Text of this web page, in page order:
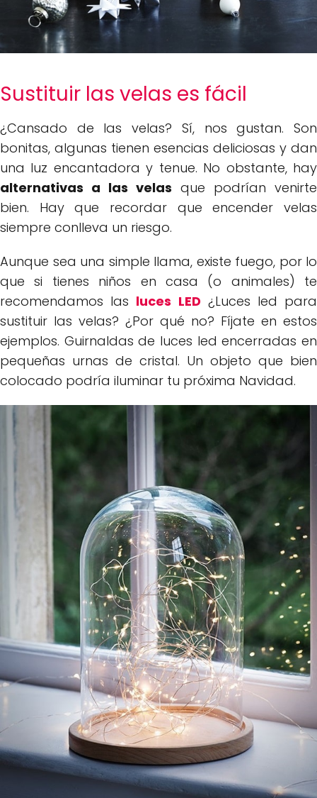
Sustituir las velas es fácil
¿Cansado de las velas? Sí, nos gustan. Son
bonitas, algunas tienen esencias deliciosas y dan
una luz encantadora y tenue. No obstante, hay
alternativas a las velas que podrían venirte
bien. Hay que recordar que encender velas
siempre conlleva un riesgo.
Aunque sea una simple llama, existe fuego, por lo
que si tienes niños en casa (o animales) te
recomendamos las luces LED ¿Luces led para
sustituir las velas? ¿Por qué no? Fíjate en estos
ejemplos. Guirnaldas de luces led encerradas en
pequeñas urnas de cristal. Un objeto que bien
colocado podría iluminar tu próxima Navidad.